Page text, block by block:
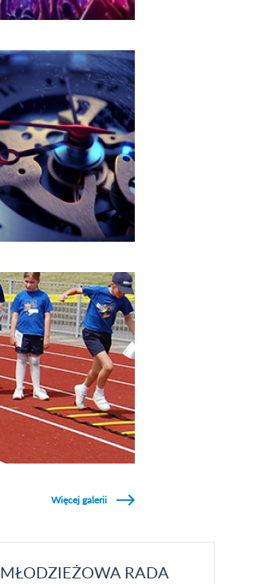
Więcej galerii
MŁODZIEŻOWA RADA